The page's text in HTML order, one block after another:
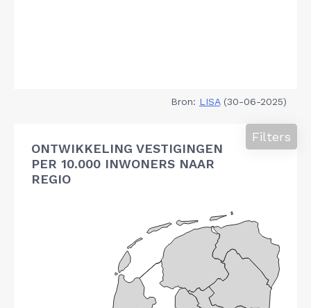
Bron: LISA(30-06-2025)
ONTWIKKELING VESTIGINGEN
PER 10.000 INWONERS NAAR
REGIO
Filters